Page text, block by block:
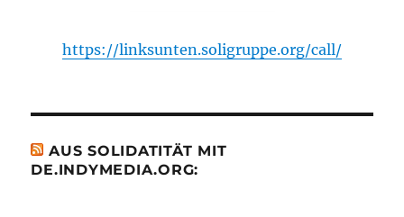
https://linksunten.soligruppe.org/call/
AUS SOLIDATITÄT MIT
DE.INDYMEDIA.ORG: